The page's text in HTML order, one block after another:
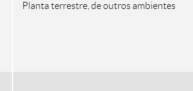
Planta terrestre, de outros ambientes